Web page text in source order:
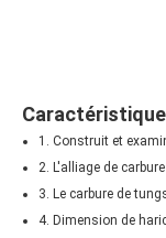
1. Construit et
2. L'alliage de
3. Le carbure de
4. Dimension de